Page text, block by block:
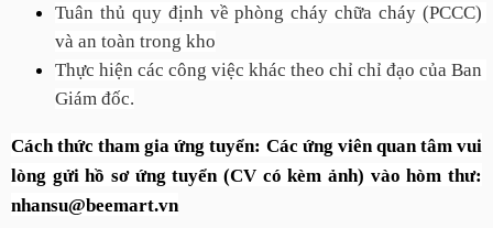
Tuân thủ quy định về phòng cháy chữa cháy (PCCC)
và an toàn trong kho
Thực hiện các công việc khác theo chỉ chỉ đạo của Ban
Giám đốc.
Cách thức tham gia ứng tuyển: Các ứng viên quan tâm vui
lòng gửi hồ sơ ứng tuyển (CV có kèm ảnh) vào hòm thư:
nhansu@beemart.vn